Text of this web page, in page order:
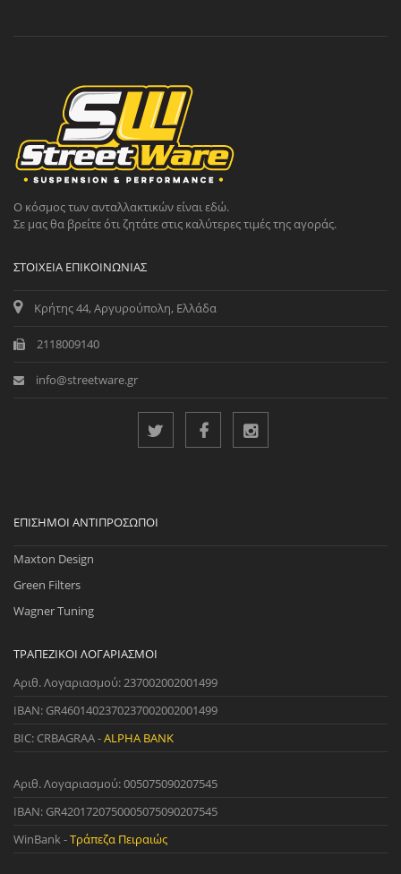
Ο κόσμος των ανταλλακτικών είναι εδώ.
Σε μας θα βρείτε ότι ζητάτε στις καλύτερες τιμές της αγοράς.
ΣΤΟΙΧΕΊΑ ΕΠΙΚΟΙΝΩΝΊΑΣ
Κρήτης 44, Αργυρούπολη, Ελλάδα
2118009140
info@streetware.gr
ΕΠΊΣΗΜΟΙ ΑΝΤΙΠΡΌΣΩΠΟΙ
Maxton Design
Green Filters
Wagner Tuning
ΤΡΑΠΕΖΙΚΟΊ ΛΟΓΑΡΙΑΣΜΟΊ
Αριθ. Λογαριασμού: 237002002001499
IBAN: GR4601402370237002002001499
BIC: CRBAGRAA -ALPHA BANK
Αριθ. Λογαριασμού: 005075090207545
IBAN: GR4201720750005075090207545
WinBank -Τράπεζα Πειραιώς